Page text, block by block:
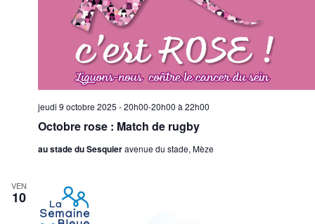
Octobre rose : Match de rugby
jeudi 9 octobre 2025 - 20h00-20h00 à 22h00
au stade du Sesquieravenue du stade, Mèze
VEN
10